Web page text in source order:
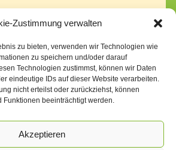
Zustimmung verwalten
zu bieten, verwenden wir Technologien wie
zu speichern und/oder darauf
Technologien zustimmst, können wir Daten
eindeutige IDs auf dieser Website verarbeiten.
nicht erteilst oder zurückziehst, können
Funktionen beeinträchtigt werden.
Akzeptieren
Cookie-Richtlinie (EU)